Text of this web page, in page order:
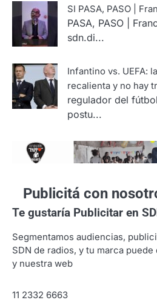
SI PASA, PASO |
PASA, PASO |
sdn.di...
Infantino vs. UEFA:
recalienta y no hay
regulador del
postu...
Publicitá con
Te gustaría Publicitar en
Segmentamos audiencias,
SDN de radios, y tu marca
y nuestra web
11 2332 6663